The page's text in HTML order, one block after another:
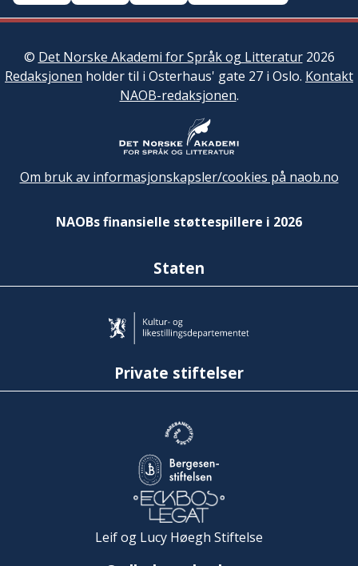
© Det Norske Akademi for Språk og Litteratur2026
Redaksjonen holder til i Osterhaus' gate 27 i Oslo. Kontakt
NAOB-redaksjonen.
Om bruk av informasjonskapsler/cookies på naob.no
NAOBs finansielle støttespillere i 2026
Staten
Private stiftelser
Leif og Lucy Høegh Stiftelse